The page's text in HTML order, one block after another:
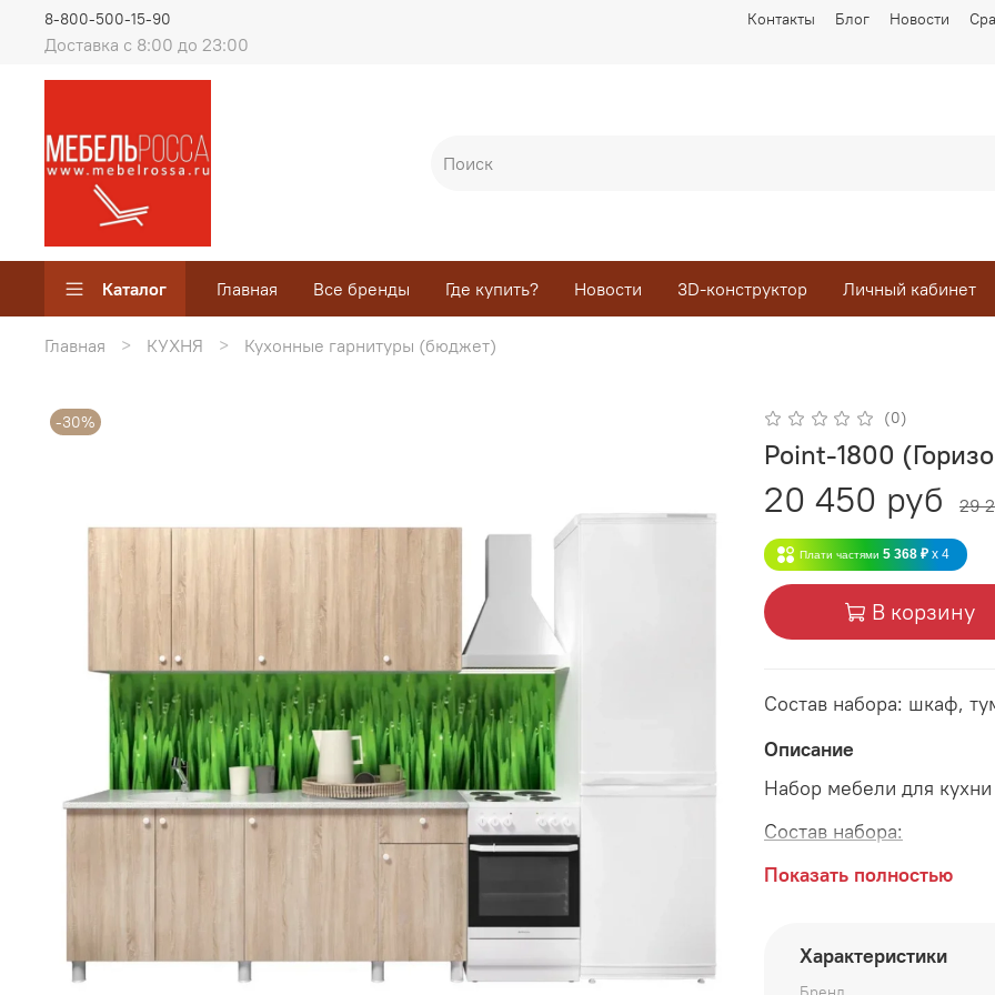
Контакты Блог Новости
Доставка с 8:00 до 23:00
8-800-500-15-90
Каталог Главная Все бренды Где купить? Новости 3D-конструктор Личный кабинет
Главная КУХНЯ Кухонные гарнитуры (бюджет)
-30% (0)
Point-1800
20 450 руб 29
Плати частями 5 368 ₽ x 4
В корзину
Состав набора: шкаф,
Описание
Набор мебели для
Состав набора:
Шкаф 1800*300*690 мм
Столешница (толщина
Показать полностью
Характеристики